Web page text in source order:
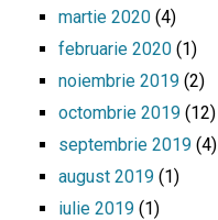
martie 2020 (4)
februarie 2020 (1)
noiembrie 2019 (2)
octombrie 2019 (12)
septembrie 2019 (4)
august 2019 (1)
iulie 2019 (1)